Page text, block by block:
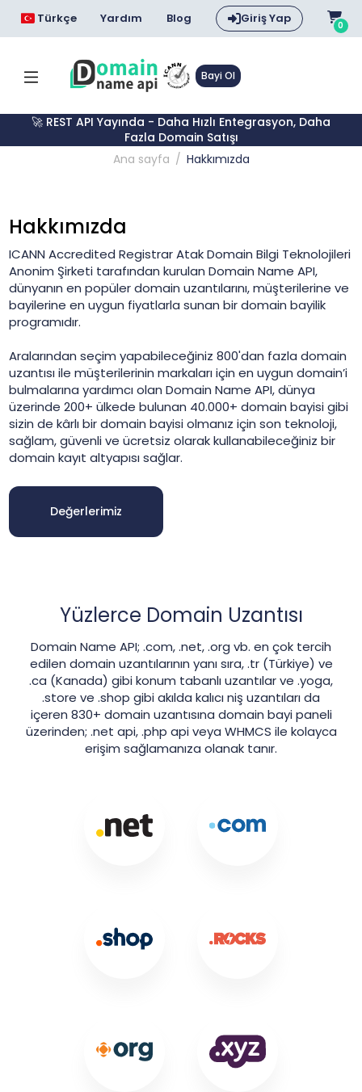
Türkçe Yardım Blog Giriş Yap 0
Bayi Ol
🚀 REST API Yayında - Daha Hızlı Entegrasyon, Daha
Fazla Domain Satışı
Ana sayfa
Hakkımızda
Hakkımızda
ICANN Accredited Registrar Atak Domain Bilgi Teknolojileri
Anonim Şirketi tarafından kurulan Domain Name API,
dünyanın en popüler domain uzantılarını, müşterilerine ve
bayilerine en uygun fiyatlarla sunan bir domain bayilik
programıdır.
Aralarından seçim yapabileceğiniz 800'dan fazla domain
uzantısı ile müşterilerinin markaları için en uygun domain’i
bulmalarına yardımcı olan Domain Name API, dünya
üzerinde 200+ ülkede bulunan 40.000+ domain bayisi gibi
sizin de kârlı bir domain bayisi olmanız için son teknoloji,
sağlam, güvenli ve ücretsiz olarak kullanabileceğiniz bir
domain kayıt altyapısı sağlar.
Değerlerimiz
Yüzlerce Domain Uzantısı
Domain Name API; .com, .net, .org vb. en çok tercih
edilen domain uzantılarının yanı sıra, .tr (Türkiye) ve
.ca (Kanada) gibi konum tabanlı uzantılar ve .yoga,
.store ve .shop gibi akılda kalıcı niş uzantıları da
içeren 830+ domain uzantısına domain bayi paneli
üzerinden; .net api, .php api veya WHMCS ile kolayca
erişim sağlamanıza olanak tanır.